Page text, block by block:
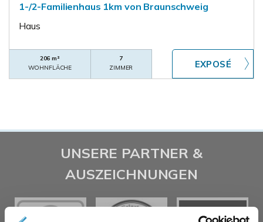
1-/2-Familienhaus 1km von Braunschweig
Haus
206 m²
WOHNFLÄCHE
7
ZIMMER
UNSERE PARTNER &
AUSZEICHNUNGEN